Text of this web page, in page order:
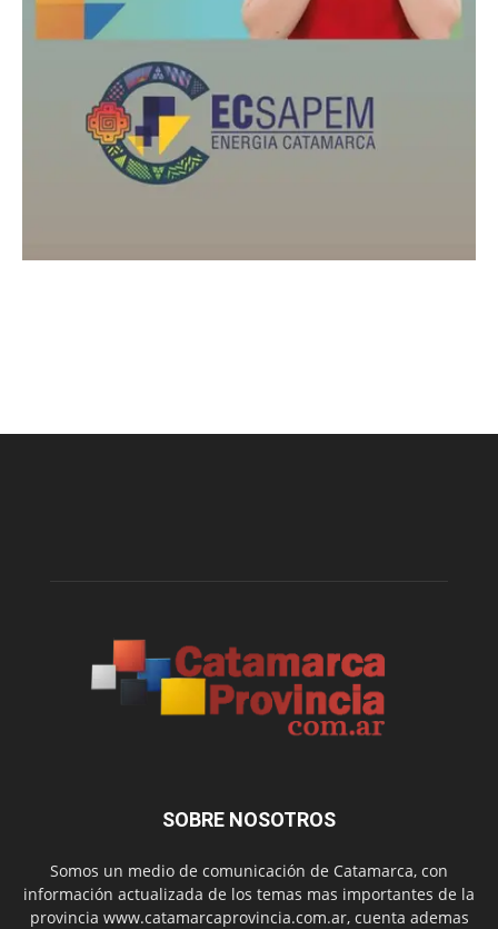
SOBRE NOSOTROS
Somos un medio de comunicación de Catamarca, con
información actualizada de los temas mas importantes de la
provincia www.catamarcaprovincia.com.ar, cuenta ademas